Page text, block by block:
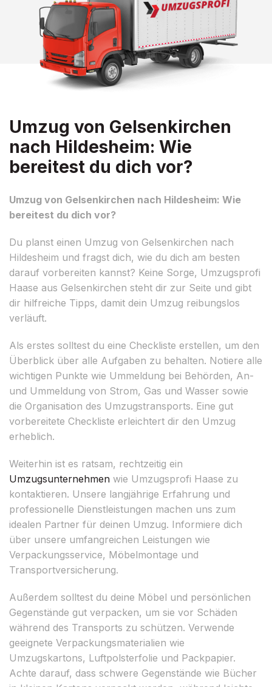
Umzug von Gelsenkirchen
nach Hildesheim: Wie
bereitest du dich vor?
Umzug von Gelsenkirchen nach Hildesheim: Wie
bereitest du dich vor?
Du planst einen Umzug von Gelsenkirchen nach
Hildesheim und fragst dich, wie du dich am besten
darauf vorbereiten kannst? Keine Sorge, Umzugsprofi
Haase aus Gelsenkirchen steht dir zur Seite und gibt
dir hilfreiche Tipps, damit dein Umzug reibungslos
verläuft.
Als erstes solltest du eine Checkliste erstellen, um den
Überblick über alle Aufgaben zu behalten. Notiere alle
wichtigen Punkte wie Ummeldung bei Behörden, An-
und Ummeldung von Strom, Gas und Wasser sowie
die Organisation des Umzugstransports. Eine gut
vorbereitete Checkliste erleichtert dir den Umzug
erheblich.
Weiterhin ist es ratsam, rechtzeitig ein
Umzugsunternehmen wie Umzugsprofi Haase zu
kontaktieren. Unsere langjährige Erfahrung und
professionelle Dienstleistungen machen uns zum
idealen Partner für deinen Umzug. Informiere dich
über unsere umfangreichen Leistungen wie
Verpackungsservice, Möbelmontage und
Transportversicherung.
Außerdem solltest du deine Möbel und persönlichen
Gegenstände gut verpacken, um sie vor Schäden
während des Transports zu schützen. Verwende
geeignete Verpackungsmaterialien wie
Umzugskartons, Luftpolsterfolie und Packpapier.
Achte darauf, dass schwere Gegenstände wie Bücher